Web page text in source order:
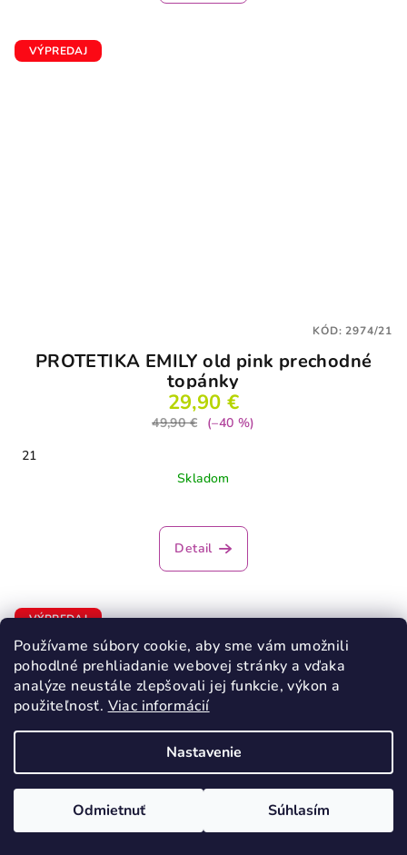
Používame súbory cookie, aby sme vám umožnili
pohodlné prehliadanie webovej stránky a vďaka
analýze neustále zlepšovali jej funkcie, výkon a
použiteľnosť. Viac informácií
Nastavenie
Odmietnuť Súhlasím
VÝPREDAJ
PROTETIKA EMILY old pink prechodné
topánky
29,90 €
49,90 €
(–40 %)
21
Skladom
Detail
KÓD:2974/21
VÝPREDAJ